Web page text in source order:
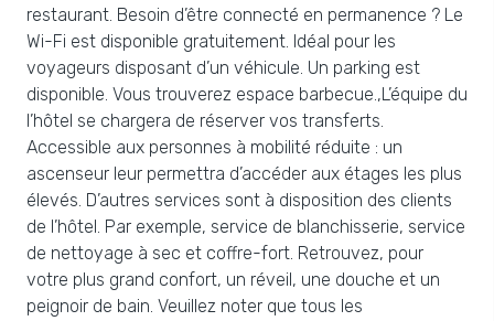
restaurant. Besoin d’être connecté en permanence ? Le
Wi-Fi est disponible gratuitement. Idéal pour les
voyageurs disposant d’un véhicule. Un parking est
disponible. Vous trouverez espace barbecue.,L’équipe du
l’hôtel se chargera de réserver vos transferts.
Accessible aux personnes à mobilité réduite : un
ascenseur leur permettra d’accéder aux étages les plus
élevés. D’autres services sont à disposition des clients
de l’hôtel. Par exemple, service de blanchisserie, service
de nettoyage à sec et coffre-fort. Retrouvez, pour
votre plus grand confort, un réveil, une douche et un
peignoir de bain. Veuillez noter que tous les